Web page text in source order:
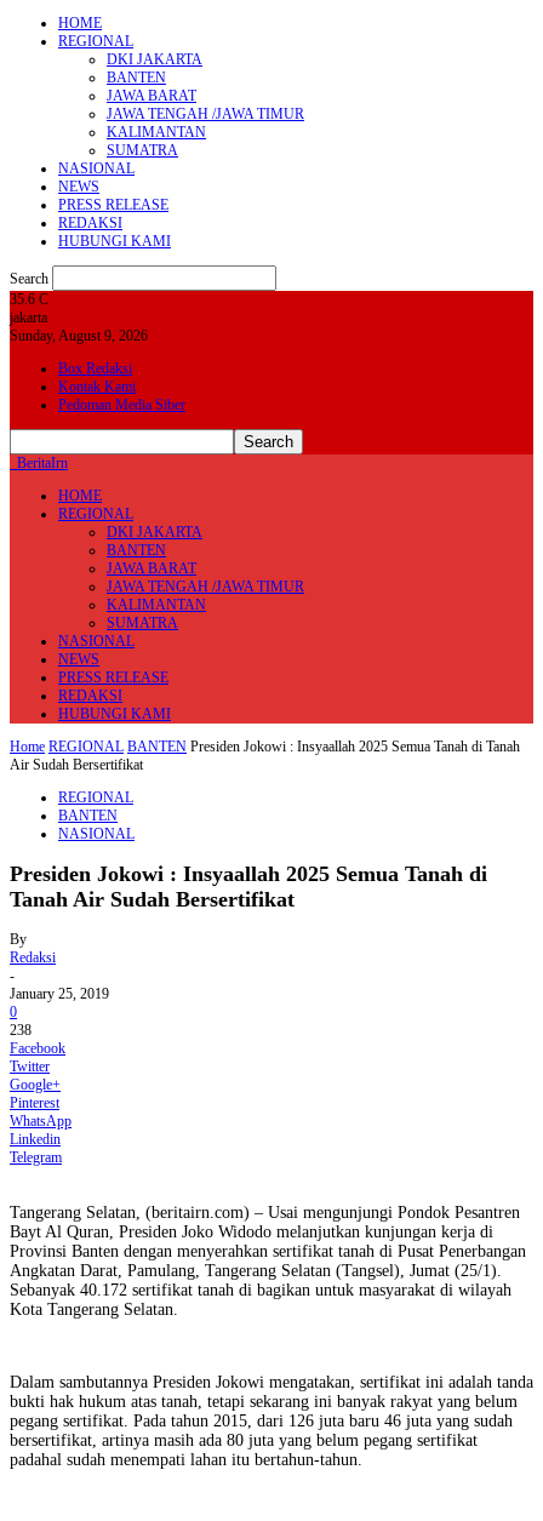
HOME
REGIONAL
DKI JAKARTA
BANTEN
JAWA BARAT
JAWA TENGAH /JAWA TIMUR
KALIMANTAN
SUMATRA
NASIONAL
NEWS
PRESS RELEASE
REDAKSI
HUBUNGI KAMI
Search
35.6 C
jakarta
Sunday, August 9, 2026
Box Redaksi
Kontak Kami
Pedoman Media Siber
BeritaIrn
HOME
REGIONAL
DKI JAKARTA
BANTEN
JAWA BARAT
JAWA TENGAH /JAWA TIMUR
KALIMANTAN
SUMATRA
NASIONAL
NEWS
PRESS RELEASE
REDAKSI
HUBUNGI KAMI
Home REGIONAL BANTEN Presiden Jokowi : Insyaallah 2025 Semua Tanah di Tanah
Air Sudah Bersertifikat
REGIONAL
BANTEN
NASIONAL
Presiden Jokowi : Insyaallah 2025 Semua Tanah di
Tanah Air Sudah Bersertifikat
By
Redaksi
-
January 25, 2019
0
238
Facebook
Twitter
Google+
Pinterest
WhatsApp
Linkedin
Telegram
Tangerang Selatan, (beritairn.com) – Usai mengunjungi Pondok Pesantren
Bayt Al Quran, Presiden Joko Widodo melanjutkan kunjungan kerja di
Provinsi Banten dengan menyerahkan sertifikat tanah di Pusat Penerbangan
Angkatan Darat, Pamulang, Tangerang Selatan (Tangsel), Jumat (25/1).
Sebanyak 40.172 sertifikat tanah di bagikan untuk masyarakat di wilayah
Kota Tangerang Selatan.
Dalam sambutannya Presiden Jokowi mengatakan, sertifikat ini adalah tanda
bukti hak hukum atas tanah, tetapi sekarang ini banyak rakyat yang belum
pegang sertifikat. Pada tahun 2015, dari 126 juta baru 46 juta yang sudah
bersertifikat, artinya masih ada 80 juta yang belum pegang sertifikat
padahal sudah menempati lahan itu bertahun-tahun.